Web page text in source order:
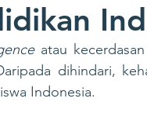
atau
dihindari,
Indonesia.